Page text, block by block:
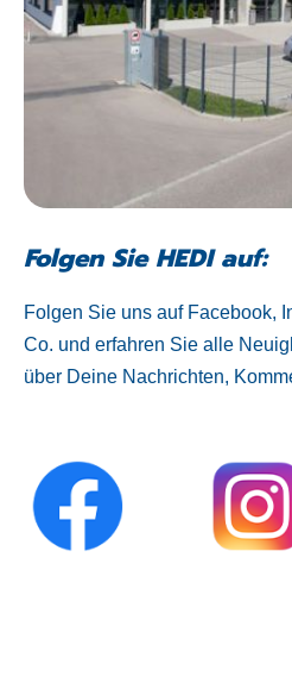
Folgen Sie HEDI auf:
Folgen Sie uns auf Facebook,
Co. und erfahren Sie alle
über Deine Nachrichten,